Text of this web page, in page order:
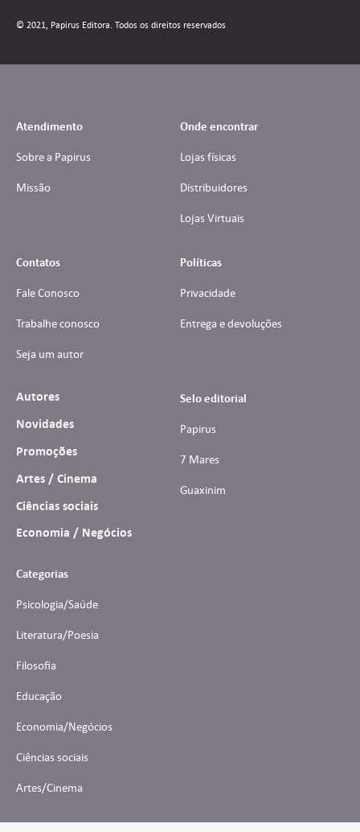
© 2021, Papirus Editora. Todos os direitos reservados
Atendimento
Sobre a Papirus
Missão
Onde encontrar
Lojas físicas
Distribuidores
Lojas Virtuais
Contatos
Fale Conosco
Trabalhe conosco
Seja um autor
Políticas
Privacidade
Entrega e devoluções
Autores
Novidades
Promoções
Artes / Cinema
Ciências sociais
Economia / Negócios
Selo editorial
Papirus
7 Mares
Guaxinim
Categorias
Psicologia/Saúde
Literatura/Poesia
Filosofia
Educação
Economia/Negócios
Ciências sociais
Artes/Cinema